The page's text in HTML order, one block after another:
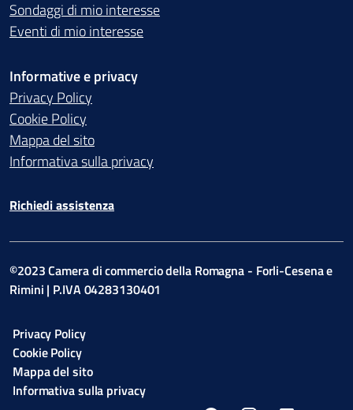
Sondaggi di mio interesse
Eventi di mio interesse
Informative e privacy
Privacy Policy
Cookie Policy
Mappa del sito
Informativa sulla privacy
Richiedi assistenza
©2023 Camera di commercio della Romagna - Forli-Cesena e
Rimini | P.IVA 04283130401
Privacy Policy
Cookie Policy
Mappa del sito
Informativa sulla privacy